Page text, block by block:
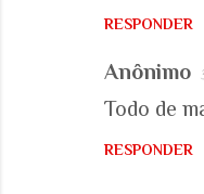
RESPONDER
Anônimo
Todo de
RESPONDER